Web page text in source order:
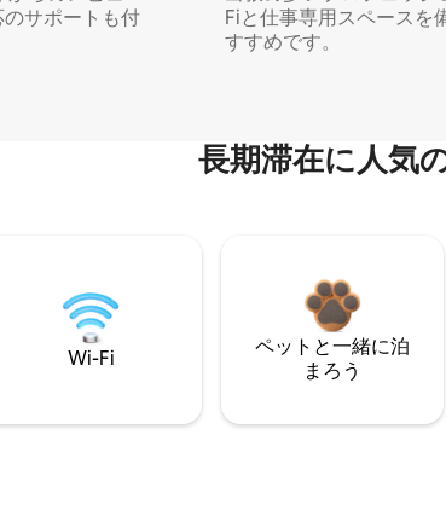
サポートも付
Fiと仕事専用スペースを
すすめです。
長期滞在に人気
Wi-Fi
ペットと一緒に泊
まろう